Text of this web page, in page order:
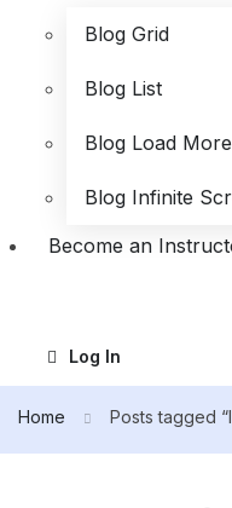
Blog Grid
Blog List
Blog Load More
Blog Infinite
Become an
Log In
Home Posts tagged